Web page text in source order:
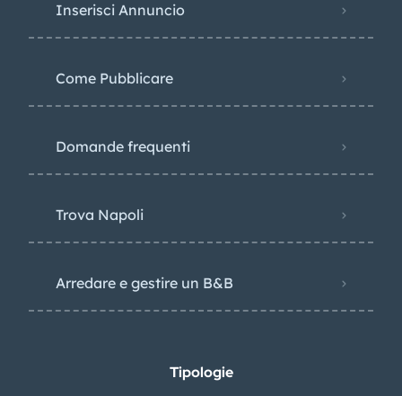
Inserisci Annuncio
Come Pubblicare
Domande frequenti
Trova Napoli
Arredare e gestire un B&B
Tipologie